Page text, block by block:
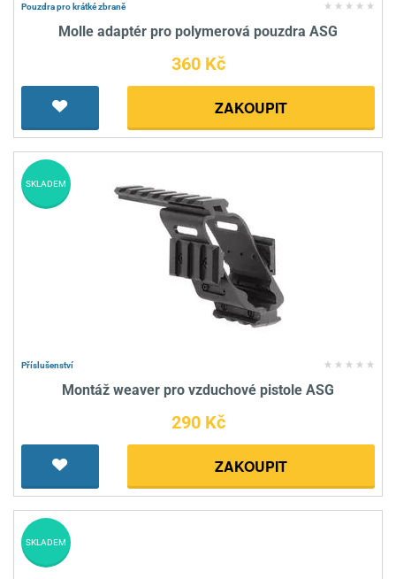
Pouzdra pro krátké zbraně
Molle adaptér pro polymerová pouzdra ASG
360 Kč
ZAKOUPIT
Příslušenství
Montáž weaver pro vzduchové pistole ASG
290 Kč
ZAKOUPIT
SKLADEM
SKLADEM